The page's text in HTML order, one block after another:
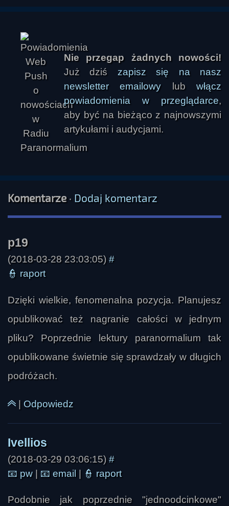
Nie przegap żadnych nowości!
Już dziś zapisz się na nasz
newsletter emailowy lubwłącz
powiadomienia w przeglądarce,
aby być na bieżąco z najnowszymi
artykułami i audycjami.
Komentarze· Dodaj komentarz
p19
(2018-03-28 23:03:05) #
👮 raport
Dzięki wielkie, fenomenalna pozycja. Planujesz
opublikować też nagranie całości w jednym
pliku? Poprzednie lektury paranormalium tak
opublikowane świetnie się sprawdzały w długich
podróżach.
Odpowiedz
Ivellios
(2018-03-29 03:06:15) #
📧 pw | 📧 email | 👮 raport
Podobnie jak poprzednie "jednoodcinkowe"